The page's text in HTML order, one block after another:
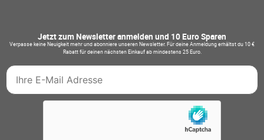
Jetzt zum Newsletter anmelden und 10 Euro Sparen
Verpasse keine Neuigkeit mehr und abonniere unseren Newsletter. Für deine Anmeldung erhältst du 10 €
Rabatt für deinen nächsten Einkauf ab mindestens 25 Euro.